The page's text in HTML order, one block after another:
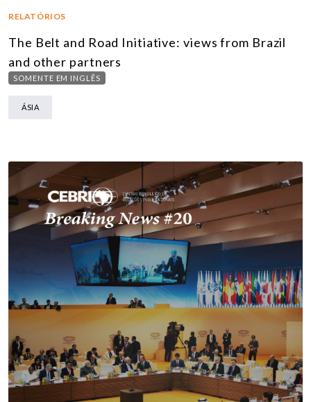
RELATÓRIOS
The Belt and Road Initiative: views from Brazil
and other partners
SOMENTE EM INGLÊS
ÁSIA